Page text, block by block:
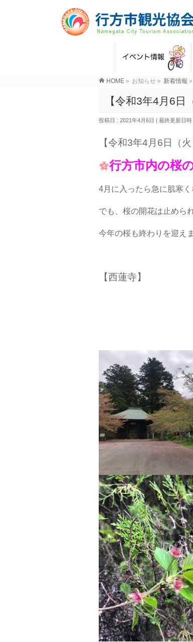
HOME » お知らせ » 新着情報 »
【令和3年4月6日
投稿日 : 2021年4月6日 最終更新日時
【令和3年4月6日（火
行方市内の桜
4月に入ったら急に肌寒く
でも、桜の開花は止めら
今年の桜も終わりを迎え
【西蓮寺】